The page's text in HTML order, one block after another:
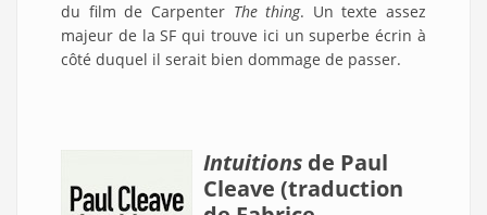
du film de Carpenter The thing. Un texte assez
majeur de la SF qui trouve ici un superbe écrin à
côté duquel il serait bien dommage de passer.
Intuitions de Paul
Cleave (traduction